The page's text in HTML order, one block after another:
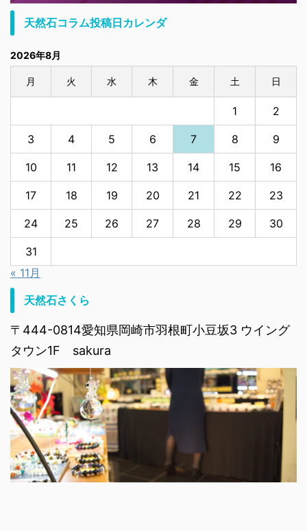
天然石コラム投稿日カレンダ
2026年8月
月 火 水 木 金 土 日
1 2
3 4 5 6 7 8 9
10 11 12 13 14 15 16
17 18 19 20 21 22 23
24 25 26 27 28 29 30
31
« 11月
天然石さくら
〒444-0814愛知県岡崎市羽根町小豆坂3 ウイング
タウン1F sakura